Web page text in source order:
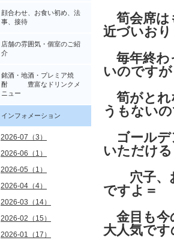
筍会席は
近づいお
毎年終わ
いのですが
筍がと
うもない
ゴールデ
いただけ
穴子、
ですよ＝
金目も今
大人気で
顔合わせ、お食い初め、法
事、接待
店舗の雰囲気・個室のご紹
介
銘酒・地酒・プレミア焼
酎 豊富なドリンクメ
ニュー
インフォメーション
2026-07（3）
2026-06（1）
2026-05（1）
2026-04（4）
2026-03（14）
2026-02（15）
2026-01（17）